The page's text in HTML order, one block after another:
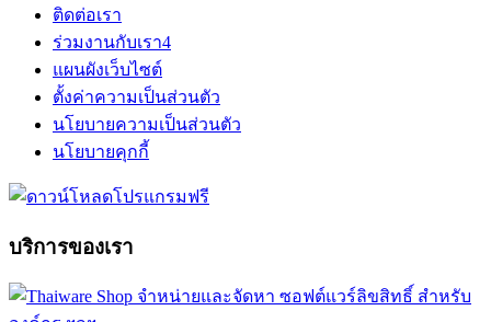
ติดต่อเรา
ร่วมงานกับเรา4
แผนผังเว็บไซต์
ตั้งค่าความเป็นส่วนตัว
นโยบายความเป็นส่วนตัว
นโยบายคุกกี้
บริการของเรา